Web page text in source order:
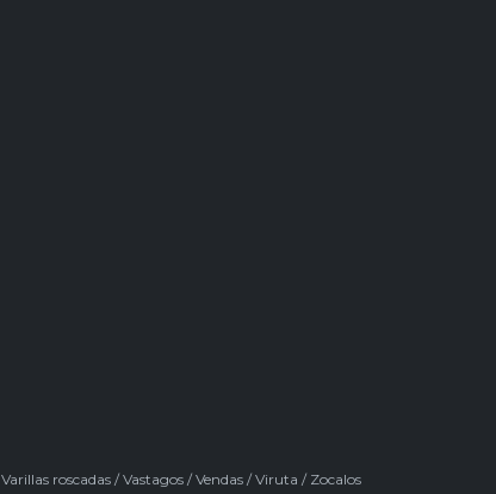
Varillas roscadas /Vastagos /Vendas /Viruta / Zocalos